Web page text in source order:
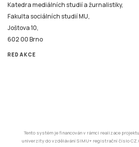
Katedra mediálních studií a žurnalistiky,
Fakulta sociálních studií MU,
Joštova 10,
602 00 Brno
REDAKCE
Tento systém je financován v rámci realizace
univerzity do vzdělávání SIMU+ registrační číslo